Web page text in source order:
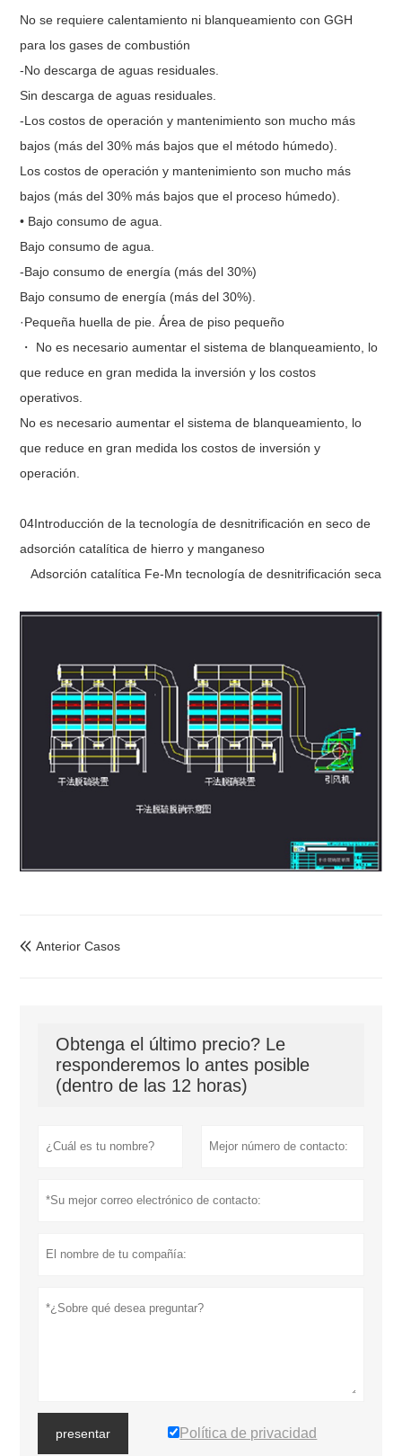
No se requiere calentamiento ni blanqueamiento con GGH
para los gases de combustión
-No descarga de aguas residuales.
Sin descarga de aguas residuales.
-Los costos de operación y mantenimiento son mucho más
bajos (más del 30% más bajos que el método húmedo).
Los costos de operación y mantenimiento son mucho más
bajos (más del 30% más bajos que el proceso húmedo).
• Bajo consumo de agua.
Bajo consumo de agua.
-Bajo consumo de energía (más del 30%)
Bajo consumo de energía (más del 30%).
·Pequeña huella de pie. Área de piso pequeño
・ No es necesario aumentar el sistema de blanqueamiento, lo
que reduce en gran medida la inversión y los costos
operativos.
No es necesario aumentar el sistema de blanqueamiento, lo
que reduce en gran medida los costos de inversión y
operación.
04Introducción de la tecnología de desnitrificación en seco de
adsorción catalítica de hierro y manganeso
Adsorción catalítica Fe-Mn tecnología de desnitrificación seca
 Anterior Casos
Obtenga el último precio? Le
responderemos lo antes posible
(dentro de las 12 horas)
presentar Política de privacidad